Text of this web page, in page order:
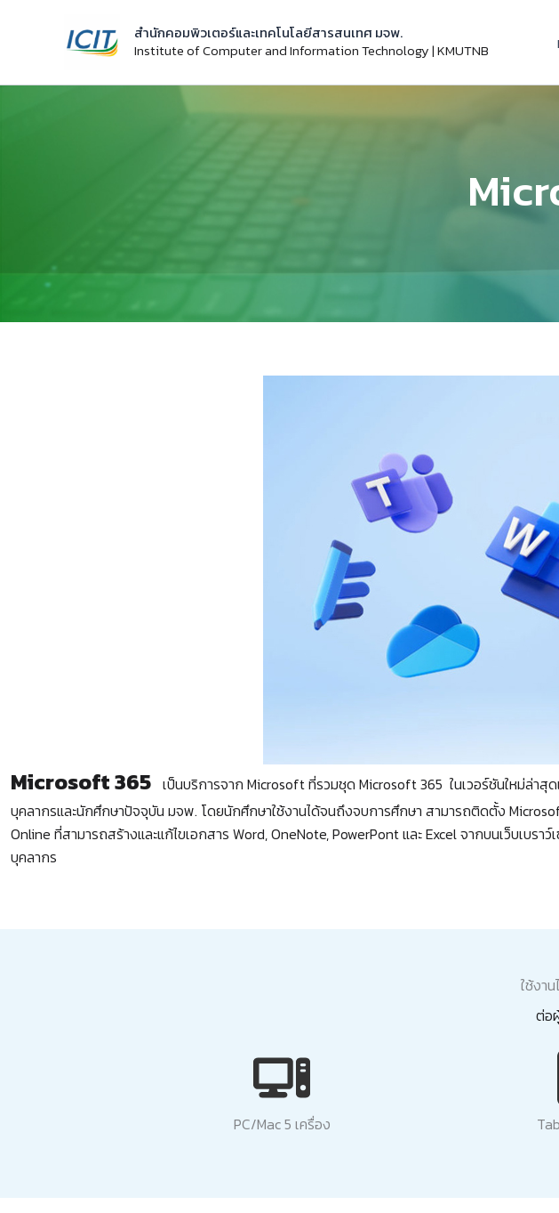
สำนักคอมพิวเตอร์และเทคโนโลยีสารสนเทศ มจพ.
Institute of Computer and Information Technology | KMUTNB
Microsoft 365 เป็นบริการจาก Microsoft ที่รวมชุด Microsoft 365 ในเวอร์ชันใหม่ล่า
บุคลากรและนักศึกษาปัจจุบัน มจพ. โดยนักศึกษาใช้งานได้จนถึงจบการศึกษา สามารถติดตั้ง
Online ที่สามารถสร้างและแก้ไขเอกสาร Word, OneNote, PowerPont และ Excel จากบนเว็บเบ
บุคลากร
ใช้งา
ต่อ
PC/Mac 5 เครื่อง